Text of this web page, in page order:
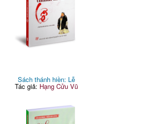
Sách thánh hiền: Lễ
Tác giả: Hạng Cửu Vũ